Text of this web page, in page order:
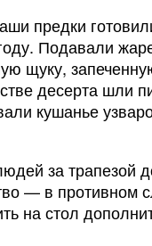
предки
Подавали
щуку,
десерта шли
кушанье
за трапезой
— в противном
на стол